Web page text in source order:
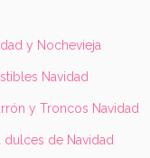
y Nochevieja
Navidad
y Troncos Navidad
dulces de Navidad